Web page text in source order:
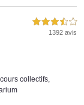
3,5 étoiles sur 5
1392 avis
cours collectifs,